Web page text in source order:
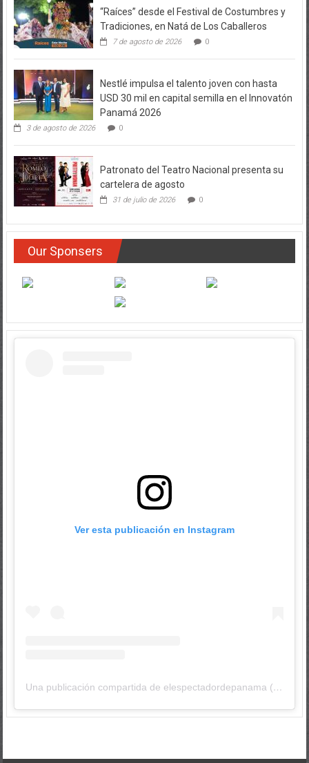
“Raíces” desde el Festival de Costumbres y
Tradiciones, en Natá de Los Caballeros
7 de agosto de 2026 0
Nestlé impulsa el talento joven con hasta
USD 30 mil en capital semilla en el Innovatón
Panamá 2026
3 de agosto de 2026 0
Patronato del Teatro Nacional presenta su
cartelera de agosto
31 de julio de 2026 0
Our Sponsers
Ver esta publicación en Instagram
Una publicación compartida de elespectadordepanama (@elespectadordepanama)